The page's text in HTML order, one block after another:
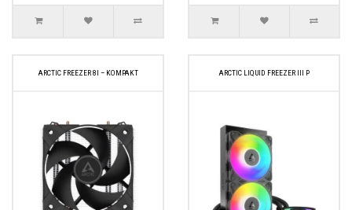
ARCTIC FREEZER 8I – KOMPAKT ARCTIC LIQUID FREEZER III P